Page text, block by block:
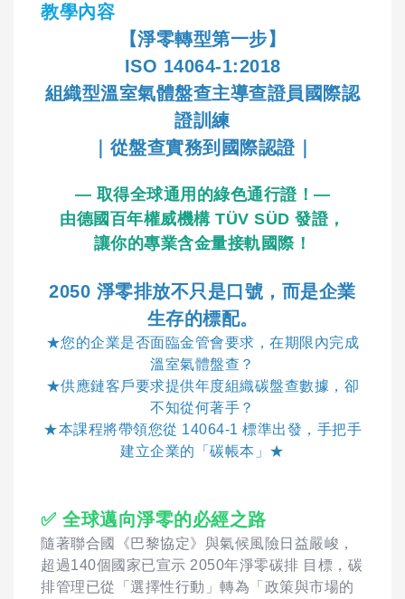
教學內容
【淨零轉型第一步】
ISO 14064-1:2018
組織型溫室氣體盤查主導查證員國際認
證訓練
｜從盤查實務到國際認證｜
— 取得全球通用的綠色通行證！—
由德國百年權威機構 TÜV SÜD 發證，
讓你的專業含金量接軌國際！
2050 淨零排放不只是口號，而是企業
生存的標配。
★您的企業是否面臨金管會要求，在期限內完成
溫室氣體盤查？
★供應鏈客戶要求提供年度組織碳盤查數據，卻
不知從何著手？
★本課程將帶領您從 14064-1 標準出發，手把手
建立企業的「碳帳本」★
✅ 全球邁向淨零的必經之路
隨著聯合國《巴黎協定》與氣候風險日益嚴峻，
超過140個國家已宣示 2050年淨零碳排 目標，碳
排管理已從「選擇性行動」轉為「政策與市場的